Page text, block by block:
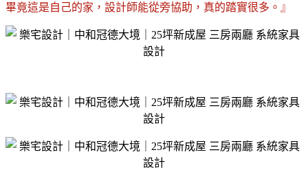
畢竟這是自己的家，設計師能從旁協助，真的踏實很多。』